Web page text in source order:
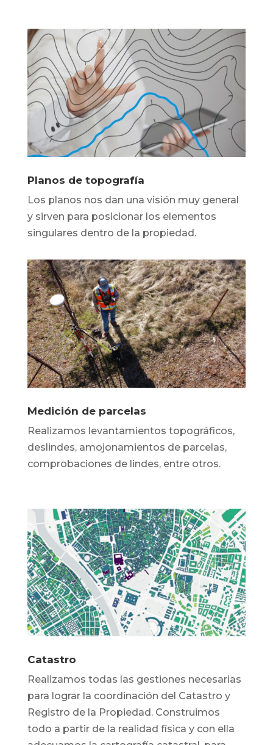
Planos de topografía
Los planos nos dan una visión muy general
y sirven para posicionar los elementos
singulares dentro de la propiedad.
Medición de parcelas
Realizamos levantamientos topográficos,
deslindes, amojonamientos de parcelas,
comprobaciones de lindes, entre otros.
Catastro
Realizamos todas las gestiones necesarias
para lograr la coordinación del Catastro y
Registro de la Propiedad. Construimos
todo a partir de la realidad física y con ella